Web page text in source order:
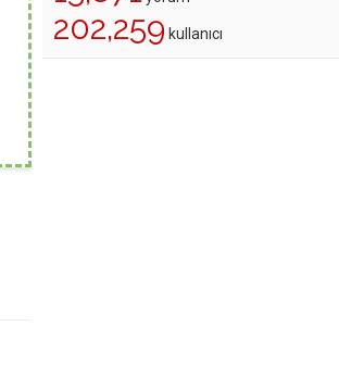
202,259 kullanıcı